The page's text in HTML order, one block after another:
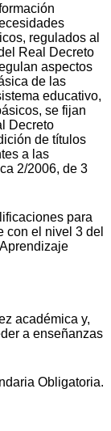
regulados al
Real Decreto
aspectos
de las
educativo,
se fijan
Decreto
de títulos
a las
2/2006, de 3
para
con el nivel 3 del
académica y,
a enseñanzas
Obligatoria.